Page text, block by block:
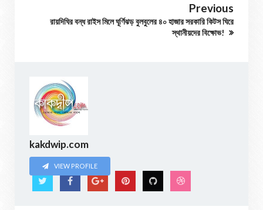
Previous
রায়দিঘির বন্ধ রাইস মিলে ঘূর্ণিঝড় বুলবুলের ৪০ হাজার সরকারি কিটস ঘিরে
স্থানীয়দের বিক্ষোভ!
kakdwip.com
VIEW PROFILE